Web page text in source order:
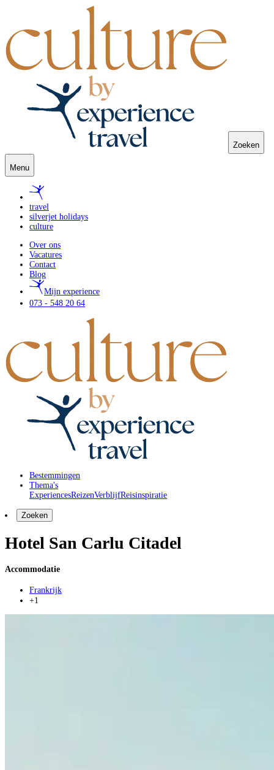
Zoeken
Menu
travel
silverjet holidays
culture
Over ons
Vacatures
Contact
Blog
Mijn experience
073 - 548 20 64
Bestemmingen
Thema's
ExperiencesReizenVerblijfReisinspiratie
Zoeken
Hotel San Carlu Citadel
Accommodatie
Frankrijk
+1